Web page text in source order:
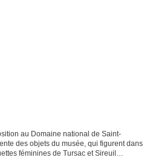
au Domaine national de Saint-
des objets du musée, qui figurent dans
féminines de Tursac et Sireuil